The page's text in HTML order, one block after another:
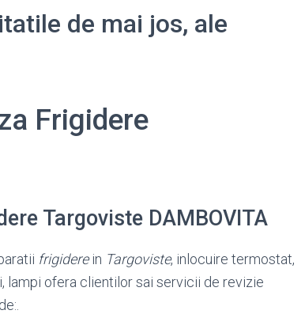
de mai jos, ale
Frigidere
Targoviste DAMBOVITA
frigiderein Targoviste, inlocuire termostat,
lampi ofera clientilor sai servicii de revizie